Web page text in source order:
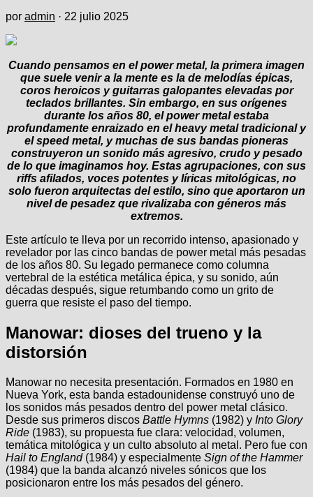
por admin · 22 julio 2025
Cuando pensamos en el power metal, la primera imagen
que suele venir a la mente es la de melodías épicas,
coros heroicos y guitarras galopantes elevadas por
teclados brillantes. Sin embargo, en sus orígenes
durante los años 80, el power metal estaba
profundamente enraizado en el heavy metal tradicional y
el speed metal, y muchas de sus bandas pioneras
construyeron un sonido más agresivo, crudo y pesado
de lo que imaginamos hoy. Estas agrupaciones, con sus
riffs afilados, voces potentes y líricas mitológicas, no
solo fueron arquitectas del estilo, sino que aportaron un
nivel de pesadez que rivalizaba con géneros más
extremos.
Este artículo te lleva por un recorrido intenso, apasionado y
revelador por las cinco bandas de power metal más pesadas
de los años 80. Su legado permanece como columna
vertebral de la estética metálica épica, y su sonido, aún
décadas después, sigue retumbando como un grito de
guerra que resiste el paso del tiempo.
Manowar: dioses del trueno y la
distorsión
Manowar no necesita presentación. Formados en 1980 en
Nueva York, esta banda estadounidense construyó uno de
los sonidos más pesados dentro del power metal clásico.
Desde sus primeros discos Battle Hymns (1982) y Into Glory
Ride (1983), su propuesta fue clara: velocidad, volumen,
temática mitológica y un culto absoluto al metal. Pero fue con
Hail to England(1984) y especialmente Sign of the Hammer
(1984) que la banda alcanzó niveles sónicos que los
posicionaron entre los más pesados del género.